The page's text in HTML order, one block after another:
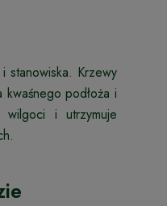
stanowiska. Krzewy
podłoża i
wilgoci i utrzymuje